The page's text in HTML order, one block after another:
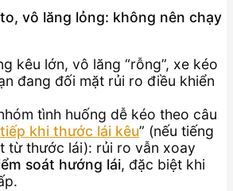
vô lăng lỏng: không nên chạy
kêu lớn, vô lăng “rỗng”, xe kéo
đang đối mặt rủi ro điều khiển
tình huống dễ kéo theo câu
khi thước lái kêu” (nếu tiếng
từ thước lái): rủi ro vẫn xoay
soát hướng lái, đặc biệt khi